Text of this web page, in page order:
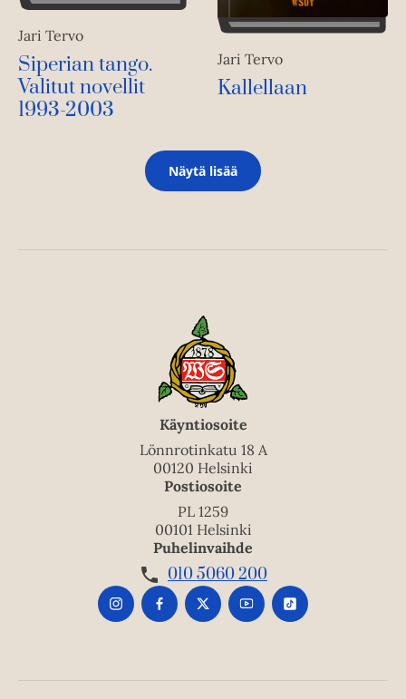
Jari Tervo
Siperian tango.
Valitut novellit
1993-2003
Jari Tervo
Kallellaan
Näytä lisää
Käyntiosoite
Lönnrotinkatu 18 A
00120 Helsinki
Postiosoite
PL 1259
00101 Helsinki
Puhelinvaihde
010 5060 200